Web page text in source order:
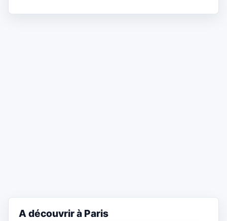
A découvrir à Paris